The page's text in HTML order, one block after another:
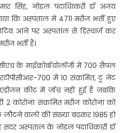
सिंह, नोडल पदाधिाकरी डॉ अजय
कि अस्पताल में 4711 मरीज भर्त्ती हुए
आने पर अस्पताल से डिस्चार्ज कर
भर्ती हैं।
के माईक्रोबॉयोलॉजी में 700 सैपल
700 में 10 संक्रमित, टू नेट
कीट में जॉच नहीं हुई हैं जबकि
2 कोरोना संक्रमित मरीज कोरोना को
वालों की संख्या बढ़कर 1985 हो
सदर अस्पताल के नोडल पदाधिकारी डॉ